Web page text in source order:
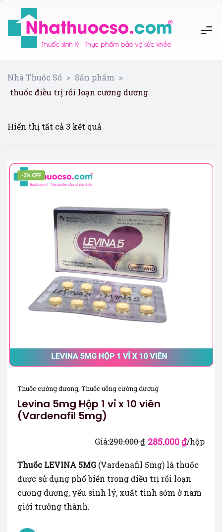
Nhà Thuốc Số > Sản phẩm >
thuốc điều trị rối loạn cương dương
Hiển thị tất cả 3 kết quả
-2% OFF
Thuốc cường dương, Thuốc uống cường dương
Levina 5mg Hộp 1 vỉ x 10 viên
(Vardenafil 5mg)
Giá:290.000₫ 285.000₫/hộp
Thuốc LEVINA 5MG (Vardenafil 5mg) là thuốc
được sử dụng phổ biến trong điều trị rối loạn
cương dương, yếu sinh lý, xuất tinh sớm ở nam
giới trưởng thành.